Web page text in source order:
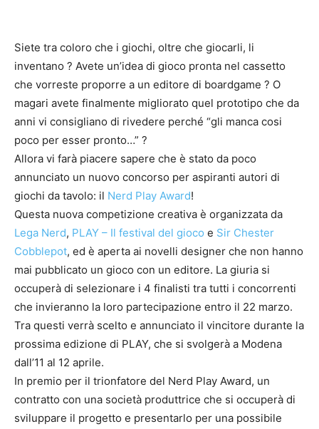
Siete tra coloro che i giochi, oltre che giocarli, li
inventano ? Avete un’idea di gioco pronta nel cassetto
che vorreste proporre a un editore di boardgame ? O
magari avete finalmente migliorato quel prototipo che da
anni vi consigliano di rivedere perché “gli manca cosi
poco per esser pronto…” ?
Allora vi farà piacere sapere che è stato da poco
annunciato un nuovo concorso per aspiranti autori di
giochi da tavolo: il Nerd Play Award!
Questa nuova competizione creativa è organizzata da
Lega Nerd, PLAY – Il festival del gioco e Sir Chester
Cobblepot, ed è aperta ai novelli designer che non hanno
mai pubblicato un gioco con un editore. La giuria si
occuperà di selezionare i 4 finalisti tra tutti i concorrenti
che invieranno la loro partecipazione entro il 22 marzo.
Tra questi verrà scelto e annunciato il vincitore durante la
prossima edizione di PLAY, che si svolgerà a Modena
dall’11 al 12 aprile.
In premio per il trionfatore del Nerd Play Award, un
contratto con una società produttrice che si occuperà di
sviluppare il progetto e presentarlo per una possibile